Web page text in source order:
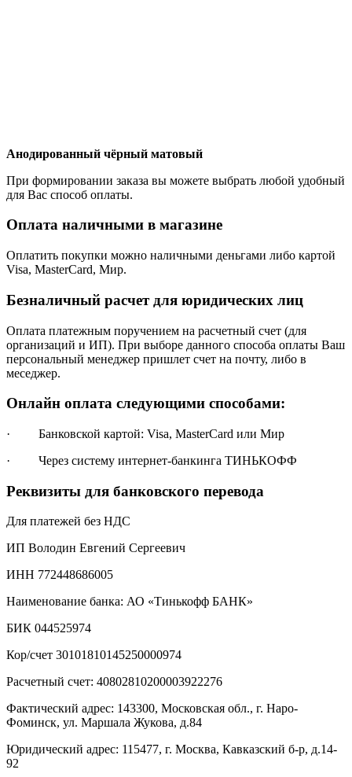
Анодированный чёрный матовый
При формировании заказа вы можете выбрать любой удобный
для Вас способ оплаты.
Оплата наличными в магазине
Оплатить покупки можно наличными деньгами либо картой
Visa, MasterCard, Мир.
Безналичный расчет для юридических лиц
Оплата платежным поручением на расчетный счет (для
организаций и ИП). При выборе данного способа оплаты Ваш
персональный менеджер пришлет счет на почту, либо в
меседжер.
Онлайн оплата следующими способами:
· Банковской картой: Visa, MasterCard или Мир
· Через систему интернет-банкинга ТИНЬКОФФ
Реквизиты для банковского перевода
Для платежей без НДС
ИП Володин Евгений Сергеевич
ИНН 772448686005
Наименование банка: АО «Тинькофф БАНК»
БИК 044525974
Кор/счет 30101810145250000974
Расчетный счет: 40802810200003922276
Фактический адрес: 143300, Московская обл., г. Наро-
Фоминск, ул. Маршала Жукова, д.84
Юридический адрес: 115477, г. Москва, Кавказский б-р, д.14-
92